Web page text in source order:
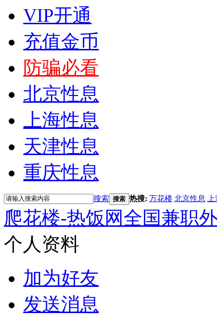
VIP开通
充值金币
防骗必看
北京性息
上海性息
天津性息
重庆性息
搜索 搜索 热搜: 万花楼 北京性息
爬花楼-热饭网全国兼职
个人资料
加为好友
发送消息